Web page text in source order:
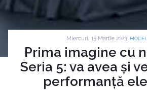
Miercuri, 15 Martie 2023 |
Prima imagine cu
Seria 5: va avea și
performanță